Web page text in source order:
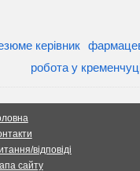
керівник
робота у
відповіді
сайту